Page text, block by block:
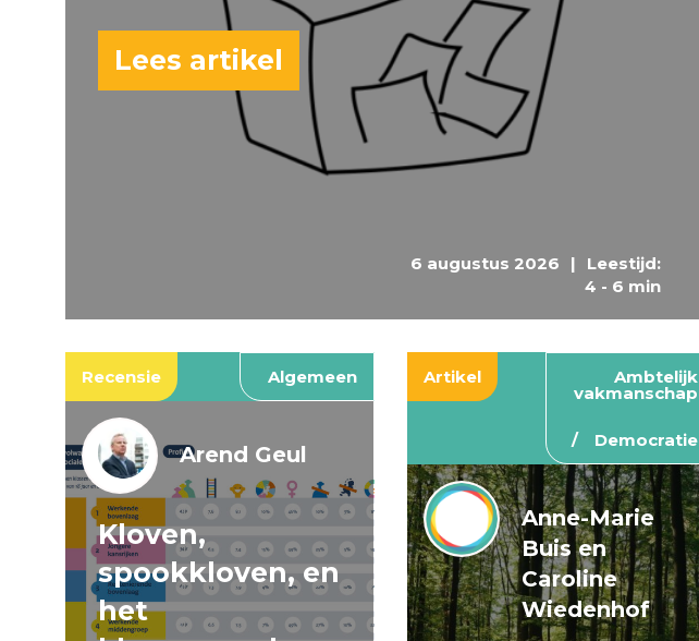
6 augustus 2026 |
Leestijd:
4 - 6 min
Lees artikel
Recensie Algemeen
Arend Geul
Kloven,
spookkloven, en
het
Artikel Ambtelijk
vakmanschap
Democratie
Anne-Marie
Buis en
Caroline
Wiedenhof